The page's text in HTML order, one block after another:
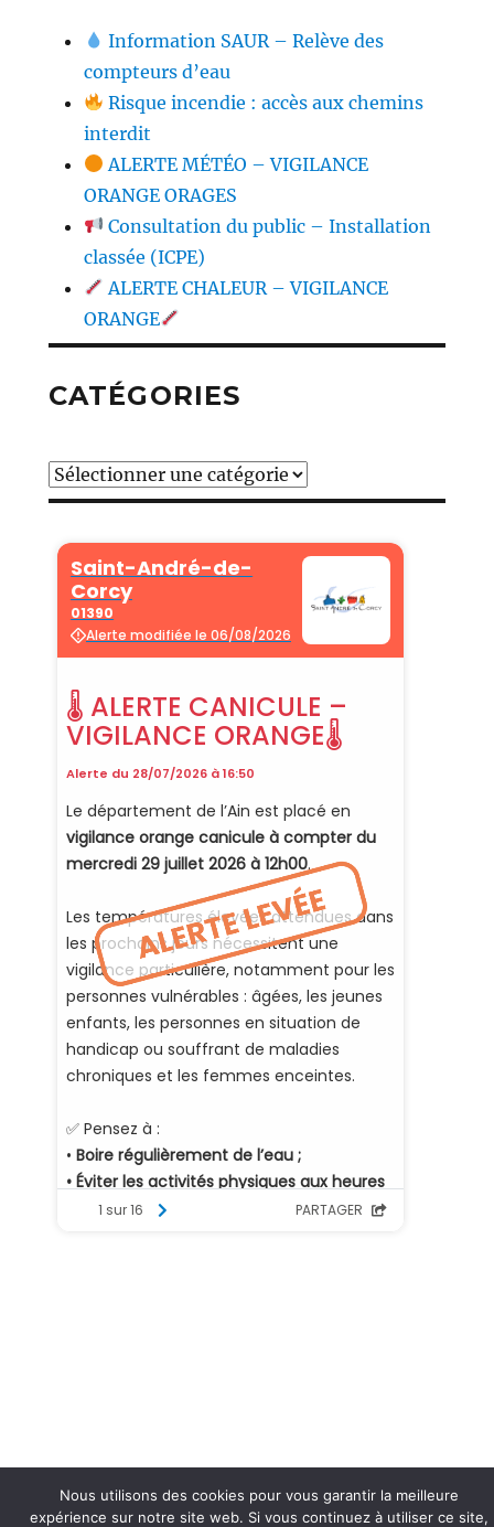
Information SAUR – Relève des
compteurs d’eau
Risque incendie : accès aux chemins
interdit
ALERTE MÉTÉO – VIGILANCE
ORANGE ORAGES
Consultation du public – Installation
classée (ICPE)
ALERTE CHALEUR – VIGILANCE
ORANGE
CATÉGORIES
Catégories
Nous utilisons des cookies pour vous garantir la meilleure
expérience sur notre site web. Si vous continuez à utiliser ce site,